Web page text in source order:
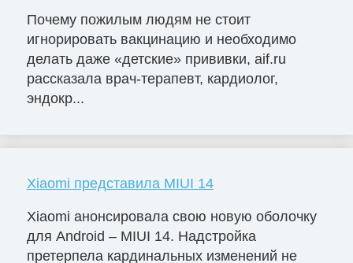
Почему пожилым людям не стоит
игнорировать вакцинацию и необходимо
делать даже «детские» прививки, aif.ru
рассказала врач-терапевт, кардиолог,
эндокр...
Xiaomi представила MIUI 14
Xiaomi анонсировала свою новую оболочку
для Android – MIUI 14. Надстройка
претерпела кардинальных изменений не